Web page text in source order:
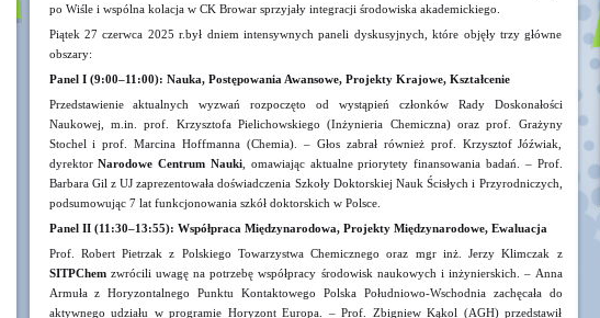
po Wiśle i wspólna kolacja w CK Browar sprzyjały integracji środowiska akademickiego.
Piątek 27 czerwca 2025 r.był dniem intensywnych paneli dyskusyjnych, które objęły trzy główne
obszary:
Panel I (9:00–11:00): Nauka, Postępowania Awansowe, Projekty Krajowe, Kształcenie
Przedstawienie aktualnych wyzwań rozpoczęto od wystąpień członków Rady Doskonałości
Naukowej, m.in. prof. Krzysztofa Pielichowskiego (Inżynieria Chemiczna) oraz prof. Grażyny
Stochel i prof. Marcina Hoffmanna (Chemia). – Głos zabrał również prof. Krzysztof Jóźwiak,
dyrektorNarodowe Centrum Nauki, omawiając aktualne priorytety finansowania badań. – Prof.
Barbara Gil z UJ zaprezentowała doświadczenia Szkoły Doktorskiej Nauk Ścisłych i Przyrodniczych,
podsumowując 7 lat funkcjonowania szkół doktorskich w Polsce.
Panel II (11:30–13:55): Współpraca Międzynarodowa, Projekty Międzynarodowe, Ewaluacja
Prof. Robert Pietrzak z Polskiego Towarzystwa Chemicznego oraz mgr inż. Jerzy Klimczak z
SITPChemzwrócili uwagę na potrzebę współpracy środowisk naukowych i inżynierskich. – Anna
Armuła z Horyzontalnego Punktu Kontaktowego Polska Południowo-Wschodnia zachęcała do
aktywnego udziału w programie Horyzont Europa. – Prof. Zbigniew Kąkol (AGH) przedstawił